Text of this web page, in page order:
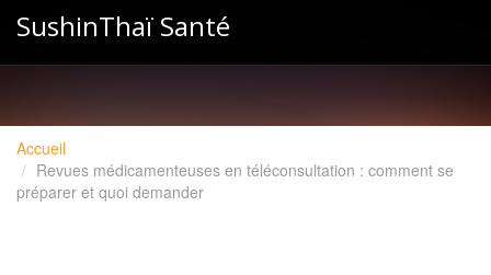
SushinThaï Santé
Accueil
Revues médicamenteuses en téléconsultation : comment se
préparer et quoi demander